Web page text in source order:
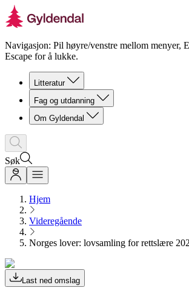
Navigasjon: Pil høyre/venstre mellom menyer,
Escape for å lukke.
Litteratur
Fag og utdanning
Om Gyldendal
Søk
Hjem
Videregående
Norges lover: lovsamling for rettslære
Last ned omslag